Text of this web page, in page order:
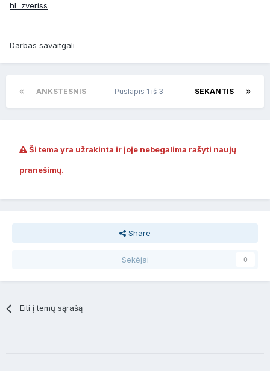
hl=zveriss
Darbas savaitgali
ANKSTESNIS SEKANTIS
Puslapis 1 iš 3
Ši tema yra užrakinta ir joje nebegalima rašyti naujų
pranešimų.
Share
Sekėjai 0
Eiti į temų sąrašą